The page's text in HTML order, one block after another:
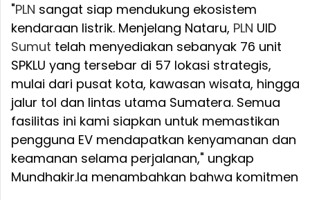
"PLN sangat siap mendukung ekosistem
kendaraan listrik. Menjelang Nataru, PLN UID
Sumut telah menyediakan sebanyak 76 unit
SPKLU yang tersebar di 57 lokasi strategis,
mulai dari pusat kota, kawasan wisata, hingga
jalur tol dan lintas utama Sumatera. Semua
fasilitas ini kami siapkan untuk memastikan
pengguna EV mendapatkan kenyamanan dan
keamanan selama perjalanan," ungkap
Mundhakir.Ia menambahkan bahwa komitmen